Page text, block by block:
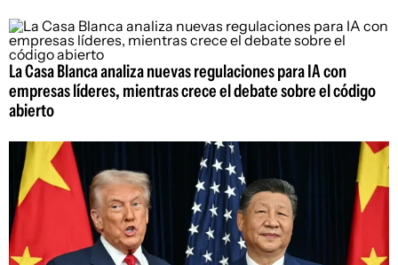
La Casa Blanca analiza nuevas regulaciones para IA con
empresas líderes, mientras crece el debate sobre el código
abierto